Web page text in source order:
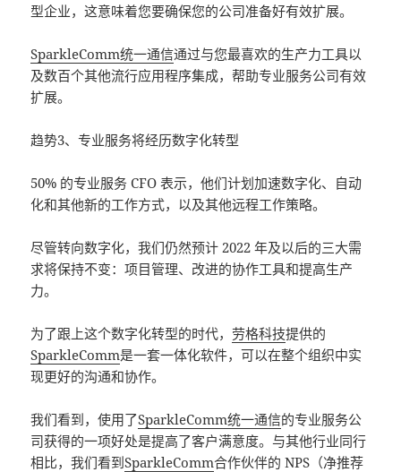
型企业，这意味着您要确保您的公司准备好有效扩展。
SparkleComm统一通信通过与您最喜欢的生产力工具以
及数百个其他流行应用程序集成，帮助专业服务公司有效
扩展。
趋势3、专业服务将经历数字化转型
50% 的专业服务 CFO 表示，他们计划加速数字化、自动
化和其他新的工作方式，以及其他远程工作策略。
尽管转向数字化，我们仍然预计 2022 年及以后的三大需
求将保持不变：项目管理、改进的协作工具和提高生产
力。
为了跟上这个数字化转型的时代， 劳格科技提供的
SparkleComm是一套一体化软件，可以在整个组织中实
现更好的沟通和协作。
我们看到，使用了SparkleComm统一通信的专业服务公
司获得的一项好处是提高了客户满意度。与其他行业同行
相比，我们看到SparkleComm合作伙伴的 NPS（净推荐